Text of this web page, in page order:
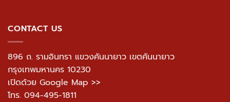
CONTACT US
896 ถ. รามอินทรา แขวงคันนายาว เขตคันนายาว
กรุงเทพมหานคร 10230
เปิดด้วย Google Map >>
โทร. 094-495-1811